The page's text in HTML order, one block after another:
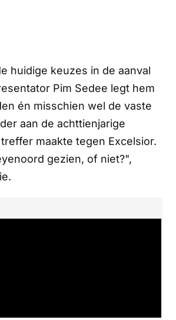
huidige keuzes in de aanval
Pim Sedee legt hem
én misschien wel de vaste
aan de achttienjarige
maakte tegen Excelsior.
gezien, of niet?",